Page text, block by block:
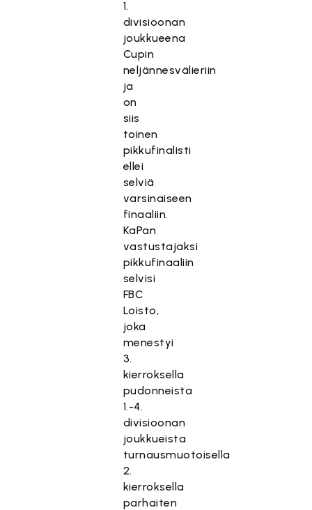
1.
divisioonan
joukkueena
Cupin
neljännesvälieriin
ja
on
siis
toinen
pikkufinalisti
ellei
selviä
varsinaiseen
finaaliin.
KaPan
vastustajaksi
pikkufinaaliin
selvisi
FBC
Loisto,
joka
menestyi
3.
kierroksella
pudonneista
1.-4.
divisioonan
joukkueista
turnausmuotoisella
2.
kierroksella
parhaiten